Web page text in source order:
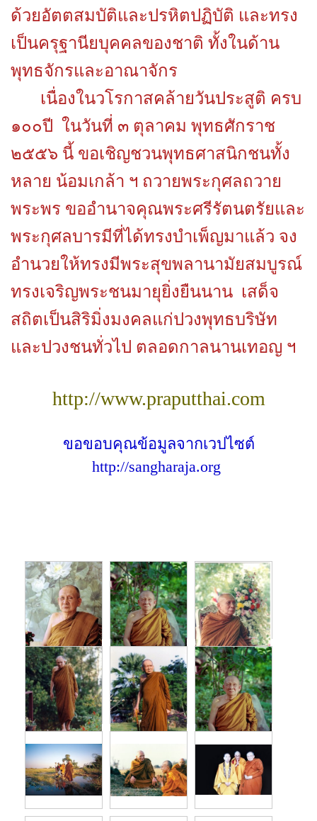
ด้วยอัตตสมบัติและปรหิตปฏิบัติ และทรง
เป็นครุฐานียบุคคลของชาติ ทั้งในด้าน
พุทธจักรและอาณาจักร
เนื่องในวโรกาสคล้ายวันประสูติ ครบ
๑๐๐ปี ในวันที่ ๓ ตุลาคม พุทธศักราช
๒๕๕๖ นี้ ขอเชิญชวนพุทธศาสนิกชนทั้ง
หลาย น้อมเกล้า ฯ ถวายพระกุศลถวาย
พระพร ขออำนาจคุณพระศรีรัตนตรัยและ
พระกุศลบารมีที่ได้ทรงบำเพ็ญมาแล้ว จง
อำนวยให้ทรงมีพระสุขพลานามัยสมบูรณ์
ทรงเจริญพระชนมายุยิ่งยืนนาน เสด็จ
สถิตเป็นสิริมิ่งมงคลแก่ปวงพุทธบริษัท
และปวงชนทั่วไป ตลอดกาลนานเทอญ ฯ
http://www.praputthai.com
ขอขอบคุณข้อมูลจากเวปไซต์
http://sangharaja.org